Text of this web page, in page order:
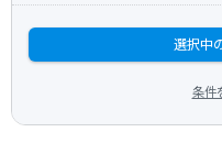
選択中
条件